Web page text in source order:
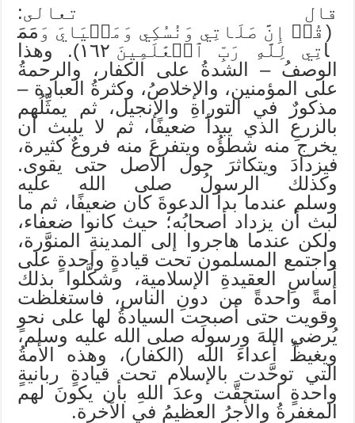
قال تعالى:
(قُلۡ إِنَّ صَلَاتِي وَنُسُكِي وَمَحۡيَايَ وَمَمَ
اتِي لِلَّهِ رَبِّ ٱلۡعَٰلَمِينَ ١٦٢). وهذا
الوصفُ – الشدةُ على الكفار، والرحمةُ
على المؤمنين، والإخلاصُ، وكثرةُ العبادة –
مذكورٌ في التوراةِ والإنجيل، ثم يمثِّلُهم
بالزرعِ الذي يبدأ ضعيفًا، ثم لا يلبث أن
يخرج منه شطؤُه ويتفرعَ منه فروعٌ كثيرة،
فيزدادَ ويتكاثرَ حول الأصل حتى يقوى.
وكذلك الرسولُ صلى الله عليه
وسلم عندما بدأ الدعوةَ كان ضعيفًا، ثم ما
لبث أن يزداد أصحابُه؛ حيث كانوا ضعفاء،
ولكن عندما هاجروا إلى المدينةِ المنوَّرة،
واجتمع المسلمون تحت قيادةٍ واحدةٍ على
أساسِ العقيدةِ الإسلامية، وشكَّلوا بذلك
أمةً واحدةً من دونِ الناس، فاستغلظت
وقويت حتى أصبحت السيادةُ لها على نحوٍ
يُرضي اللهَ ورسولَه صلى الله عليه وسلم،
ويغيظُ أعداءَ الله (الكفار)، وهذه الأمةُ
التي توحَّدت بالإسلام تحت قيادةٍ ربانيةٍ
واحدةٍ استحقَّت وعدَ اللهِ بأن يكونَ لهم
المغفرةُ والأجرُ العظيمُ في الآخرة.